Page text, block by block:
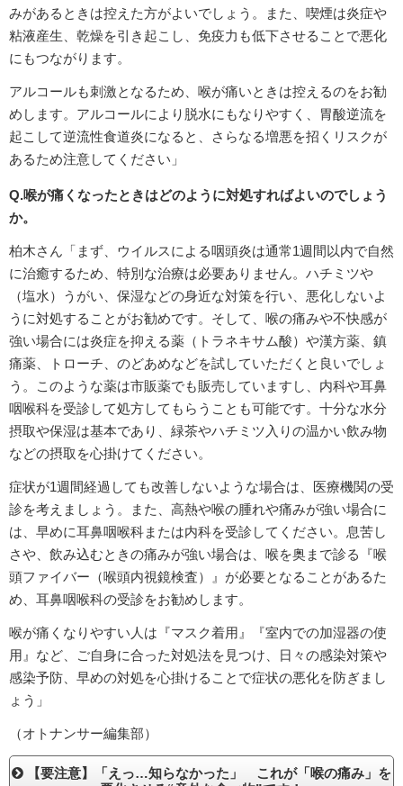
みがあるときは控えた方がよいでしょう。また、喫煙は炎症や
粘液産生、乾燥を引き起こし、免疫力も低下させることで悪化
にもつながります。
アルコールも刺激となるため、喉が痛いときは控えるのをお勧
めします。アルコールにより脱水にもなりやすく、胃酸逆流を
起こして逆流性食道炎になると、さらなる増悪を招くリスクが
あるため注意してください」
Q.喉が痛くなったときはどのように対処すればよいのでしょう
か。
柏木さん「まず、ウイルスによる咽頭炎は通常1週間以内で自然
に治癒するため、特別な治療は必要ありません。ハチミツや
（塩水）うがい、保湿などの身近な対策を行い、悪化しないよ
うに対処することがお勧めです。そして、喉の痛みや不快感が
強い場合には炎症を抑える薬（トラネキサム酸）や漢方薬、鎮
痛薬、トローチ、のどあめなどを試していただくと良いでしょ
う。このような薬は市販薬でも販売していますし、内科や耳鼻
咽喉科を受診して処方してもらうことも可能です。十分な水分
摂取や保湿は基本であり、緑茶やハチミツ入りの温かい飲み物
などの摂取を心掛けてください。
症状が1週間経過しても改善しないような場合は、医療機関の受
診を考えましょう。また、高熱や喉の腫れや痛みが強い場合に
は、早めに耳鼻咽喉科または内科を受診してください。息苦し
さや、飲み込むときの痛みが強い場合は、喉を奥まで診る『喉
頭ファイバー（喉頭内視鏡検査）』が必要となることがあるた
め、耳鼻咽喉科の受診をお勧めします。
喉が痛くなりやすい人は『マスク着用』『室内での加湿器の使
用』など、ご自身に合った対処法を見つけ、日々の感染対策や
感染予防、早めの対処を心掛けることで症状の悪化を防ぎまし
ょう」
（オトナンサー編集部）
【要注意】「えっ…知らなかった」 これが「喉の痛み」を